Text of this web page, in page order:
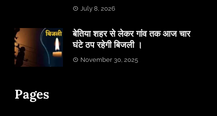
July 8, 2026
बेतिया शहर से लेकर गांव तक आज चार
घंटे ठप रहेगी बिजली ।
November 30, 2025
Pages